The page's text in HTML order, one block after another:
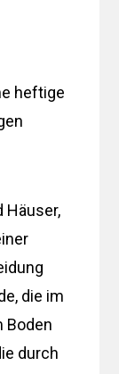
heftige
Häuser,
die im
Boden
durch